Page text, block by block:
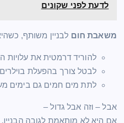
לדעת לפני שקונים
משאבת חום לבניין משותף,
להוריד דרמטית את
לבטל צורך בהפעלת
לתת מים חמים גם בימים
אבל – וזה אבל גדול –
אם היא לא מותאמת לגובה